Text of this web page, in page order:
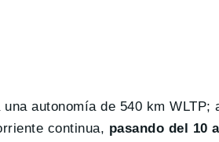
autonomía de 540 km
continua, pasando del 10